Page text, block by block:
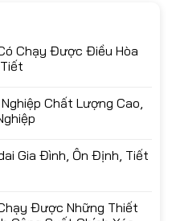
Chạy Được Điều Hòa
Chất Lượng Cao,
Gia Đình, Ổn Định, Tiết
Được Những Thiết